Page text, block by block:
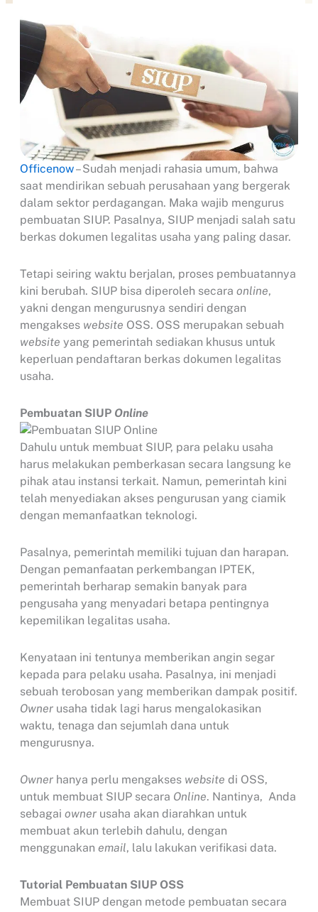
Officenow– Sudah menjadi rahasia umum, bahwa
saat mendirikan sebuah perusahaan yang bergerak
dalam sektor perdagangan. Maka wajib mengurus
pembuatan SIUP. Pasalnya, SIUP menjadi salah satu
berkas dokumen legalitas usaha yang paling dasar.
Tetapi seiring waktu berjalan, proses pembuatannya
kini berubah. SIUP bisa diperoleh secara online,
yakni dengan mengurusnya sendiri dengan
mengakses website OSS. OSS merupakan sebuah
website yang pemerintah sediakan khusus untuk
keperluan pendaftaran berkas dokumen legalitas
usaha.
Pembuatan SIUP Online
Dahulu untuk membuat SIUP, para pelaku usaha
harus melakukan pemberkasan secara langsung ke
pihak atau instansi terkait. Namun, pemerintah kini
telah menyediakan akses pengurusan yang ciamik
dengan memanfaatkan teknologi.
Pasalnya, pemerintah memiliki tujuan dan harapan.
Dengan pemanfaatan perkembangan IPTEK,
pemerintah berharap semakin banyak para
pengusaha yang menyadari betapa pentingnya
kepemilikan legalitas usaha.
Kenyataan ini tentunya memberikan angin segar
kepada para pelaku usaha. Pasalnya, ini menjadi
sebuah terobosan yang memberikan dampak positif.
Ownerusaha tidak lagi harus mengalokasikan
waktu, tenaga dan sejumlah dana untuk
mengurusnya.
Ownerhanya perlu mengakses website di OSS,
untuk membuat SIUP secara Online. Nantinya, Anda
sebagai owner usaha akan diarahkan untuk
membuat akun terlebih dahulu, dengan
menggunakan email, lalu lakukan verifikasi data.
Tutorial Pembuatan SIUP OSS
Membuat SIUP dengan metode pembuatan secara